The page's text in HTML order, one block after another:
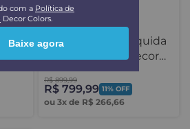
Tinta Borracha Liquida
Solução Total - Decor
Colors
R$ 899,99
R$ 799,99 11% OFF
ou 3x de R$ 266,66
com a Política de
Decor Colors.
Baixe agora